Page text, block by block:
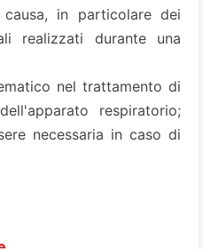
in particolare dei
realizzati durante una
nel trattamento di
respiratorio;
necessaria in caso di